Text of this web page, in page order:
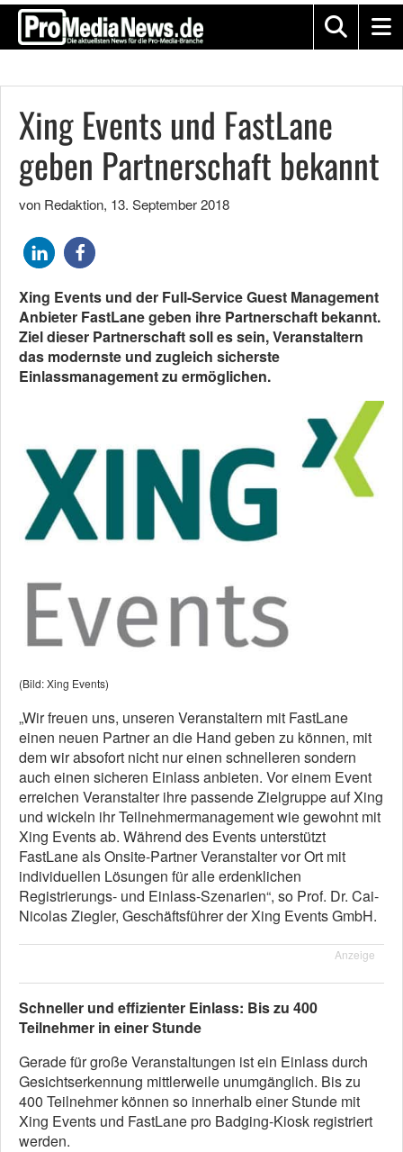
Xing Events und FastLane
geben Partnerschaft bekannt
von Redaktion, 13. September 2018
Xing Events und der Full-Service Guest Management
Anbieter FastLane geben ihre Partnerschaft bekannt.
Ziel dieser Partnerschaft soll es sein, Veranstaltern
das modernste und zugleich sicherste
Einlassmanagement zu ermöglichen.
(Bild: Xing Events)
„Wir freuen uns, unseren Veranstaltern mit FastLane
einen neuen Partner an die Hand geben zu können, mit
dem wir absofort nicht nur einen schnelleren sondern
auch einen sicheren Einlass anbieten. Vor einem Event
erreichen Veranstalter ihre passende Zielgruppe auf Xing
und wickeln ihr Teilnehmermanagement wie gewohnt mit
Xing Events ab. Während des Events unterstützt
FastLane als Onsite-Partner Veranstalter vor Ort mit
individuellen Lösungen für alle erdenklichen
Registrierungs- und Einlass-Szenarien“, so Prof. Dr. Cai-
Nicolas Ziegler, Geschäftsführer der Xing Events GmbH.
Anzeige
Schneller und effizienter Einlass: Bis zu 400
Teilnehmer in einer Stunde
Gerade für große Veranstaltungen ist ein Einlass durch
Gesichtserkennung mittlerweile unumgänglich. Bis zu
400 Teilnehmer können so innerhalb einer Stunde mit
Xing Events und FastLane pro Badging-Kiosk registriert
werden.